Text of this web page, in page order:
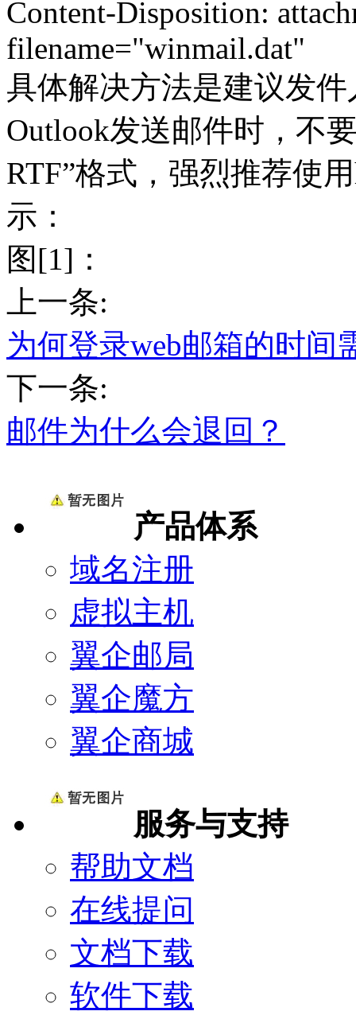
Content-Disposition:
filename="winmail.dat"
具体解决方法是建议发
Outlook发送邮件时，不
RTF”格式，强烈推荐使
示：
图[1]：
上一条:
为何登录web邮箱的时间
下一条:
邮件为什么会退回？
产品体系
域名注册
虚拟主机
翼企邮局
翼企魔方
翼企商城
服务与支持
帮助文档
在线提问
文档下载
软件下载